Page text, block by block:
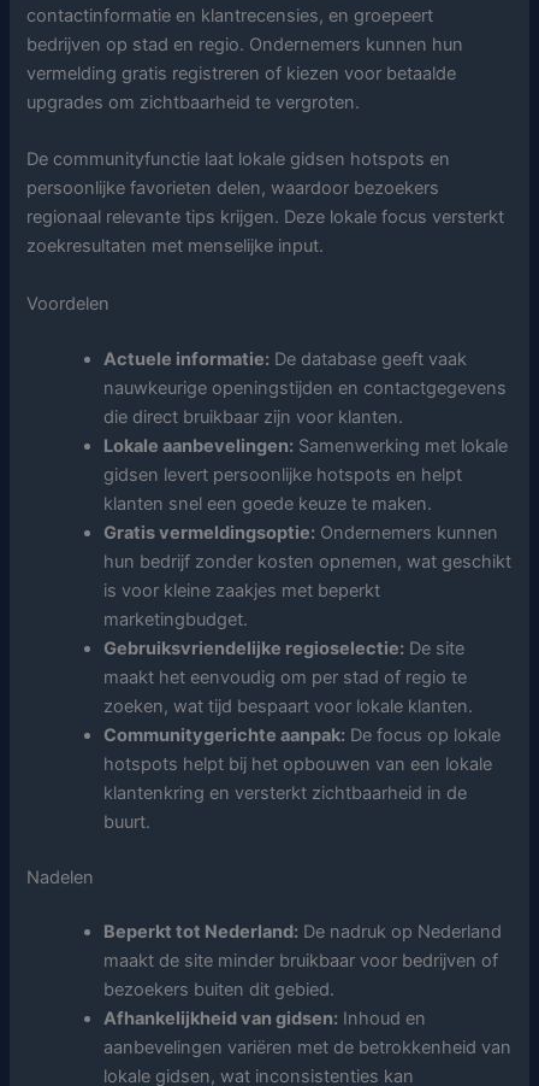
contactinformatie en klantrecensies, en groepeert
bedrijven op stad en regio. Ondernemers kunnen hun
vermelding gratis registreren of kiezen voor betaalde
upgrades om zichtbaarheid te vergroten.
De communityfunctie laat lokale gidsen hotspots en
persoonlijke favorieten delen, waardoor bezoekers
regionaal relevante tips krijgen. Deze lokale focus versterkt
zoekresultaten met menselijke input.
Voordelen
Actuele informatie: De database geeft vaak
nauwkeurige openingstijden en contactgegevens
die direct bruikbaar zijn voor klanten.
Lokale aanbevelingen: Samenwerking met lokale
gidsen levert persoonlijke hotspots en helpt
klanten snel een goede keuze te maken.
Gratis vermeldingsoptie: Ondernemers kunnen
hun bedrijf zonder kosten opnemen, wat geschikt
is voor kleine zaakjes met beperkt
marketingbudget.
Gebruiksvriendelijke regioselectie: De site
maakt het eenvoudig om per stad of regio te
zoeken, wat tijd bespaart voor lokale klanten.
Communitygerichte aanpak: De focus op lokale
hotspots helpt bij het opbouwen van een lokale
klantenkring en versterkt zichtbaarheid in de
buurt.
Nadelen
Beperkt tot Nederland: De nadruk op Nederland
maakt de site minder bruikbaar voor bedrijven of
bezoekers buiten dit gebied.
Afhankelijkheid van gidsen: Inhoud en
aanbevelingen variëren met de betrokkenheid van
lokale gidsen, wat inconsistenties kan